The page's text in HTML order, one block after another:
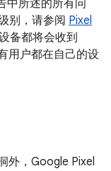
中所述的所有问
别，请参阅 Pixel
备都将会收到
用户都在自己的设
外，Google Pixel